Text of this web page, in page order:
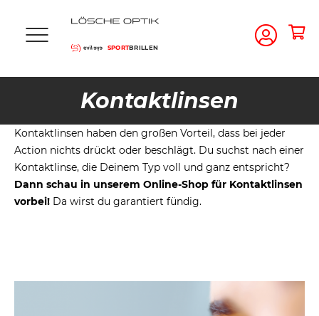
SPORTBRILLEN
Kontaktlinsen
Kontaktlinsen haben den großen Vorteil, dass bei jeder
Action nichts drückt oder beschlägt. Du suchst nach einer
Kontaktlinse, die Deinem Typ voll und ganz entspricht?
Dann schau in unserem Online-Shop für Kontaktlinsen
vorbei! Da wirst du garantiert fündig.